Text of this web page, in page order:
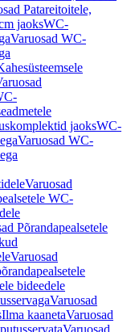
Patareitoitele,
jaoksWC-
Varuosad WC-
jaoksWC-
Varuosad WC-
Varuosad
WC-
Põrandapealsetele
Varuosad
bideedele
Varuosad
Ilma kaanetaVaruosad
Varuosad